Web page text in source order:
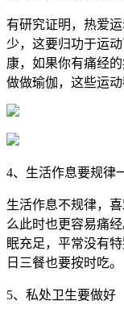
有研究证明，热爱
少，这要归功于运
康，如果你有痛经
做做瑜伽，这些运动
4、生活作息要规律
生活作息不规律，
么此时也更容易痛
眠充足，平常没有
日三餐也要按时吃。
5、私处卫生要做好